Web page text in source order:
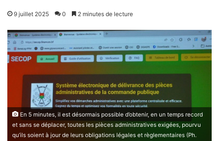
9 juillet 2025 0 2 minutes de lecture
En 5 minutes, il est désormais possible d’obtenir, en un temps record
et sans se déplacer, toutes les pièces administratives exigées, pourvu
qu’ils soient à jour de leurs obligations légales et règlementaires (Ph.